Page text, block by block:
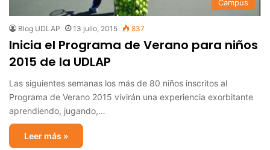
Campus
Blog UDLAP 13 julio, 2015 837
Inicia el Programa de Verano para niños
2015 de la UDLAP
Las siguientes semanas los más de 80 niños inscritos al
Programa de Verano 2015 vivirán una experiencia exorbitante
aprendiendo, jugando,…
Leer más »